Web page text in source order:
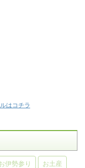
はコチラ
伊勢参り お土産